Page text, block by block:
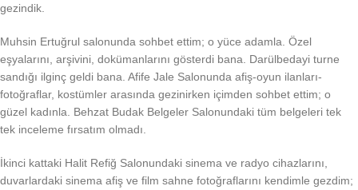
gezindik.
Muhsin Ertuğrul salonunda sohbet ettim; o yüce adamla. Özel
eşyalarını, arşivini, dokümanlarını gösterdi bana. Darülbedayi turne
sandığı ilginç geldi bana. Afife Jale Salonunda afiş-oyun ilanları-
fotoğraflar, kostümler arasında gezinirken içimden sohbet ettim; o
güzel kadınla. Behzat Budak Belgeler Salonundaki tüm belgeleri tek
tek inceleme fırsatım olmadı.
İkinci kattaki Halit Refiğ Salonundaki sinema ve radyo cihazlarını,
duvarlardaki sinema afiş ve film sahne fotoğraflarını kendimle gezdim;